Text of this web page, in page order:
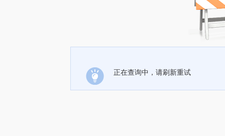
正在查询中，请刷新重试